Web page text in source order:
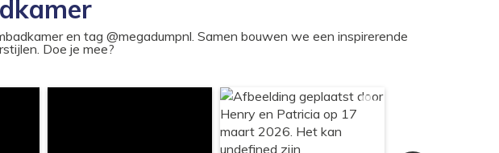
en tag @megadumpnl. Samen bouwen we een inspirerende
Doe je mee?